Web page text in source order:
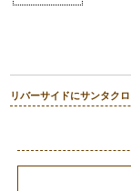
リバーサイドにサンタク